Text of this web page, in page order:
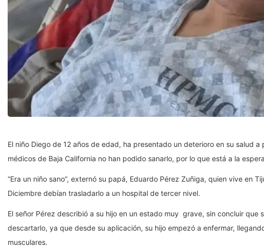
El niño Diego de 12 años de edad, ha presentado un deterioro en su salud
médicos de Baja California no han podido sanarlo, por lo que está a la
“Era un niño sano”, externó su papá, Eduardo Pérez Zuñiga, quien vive en
Diciembre debían trasladarlo a un hospital de tercer nivel.
El señor Pérez describió a su hijo en un estado muy grave, sin concluir
descartarlo, ya que desde su aplicación, su hijo empezó a enfermar,
musculares.